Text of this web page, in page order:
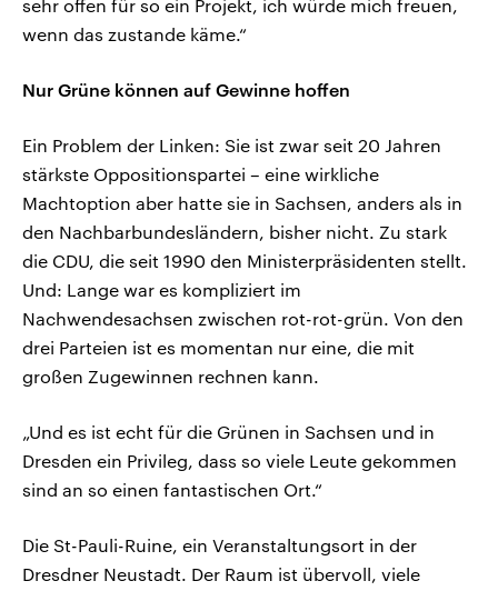
sehr offen für so ein Projekt, ich würde mich freuen,
wenn das zustande käme.“
Nur Grüne können auf Gewinne hoffen
Ein Problem der Linken: Sie ist zwar seit 20 Jahren
stärkste Oppositionspartei – eine wirkliche
Machtoption aber hatte sie in Sachsen, anders als in
den Nachbarbundesländern, bisher nicht. Zu stark
die CDU, die seit 1990 den Ministerpräsidenten stellt.
Und: Lange war es kompliziert im
Nachwendesachsen zwischen rot-rot-grün. Von den
drei Parteien ist es momentan nur eine, die mit
großen Zugewinnen rechnen kann.
„Und es ist echt für die Grünen in Sachsen und in
Dresden ein Privileg, dass so viele Leute gekommen
sind an so einen fantastischen Ort.“
Die St-Pauli-Ruine, ein Veranstaltungsort in der
Dresdner Neustadt. Der Raum ist übervoll, viele